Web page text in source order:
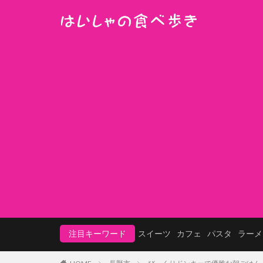
注目キーワード スイーツ カフェ パスタ ラー